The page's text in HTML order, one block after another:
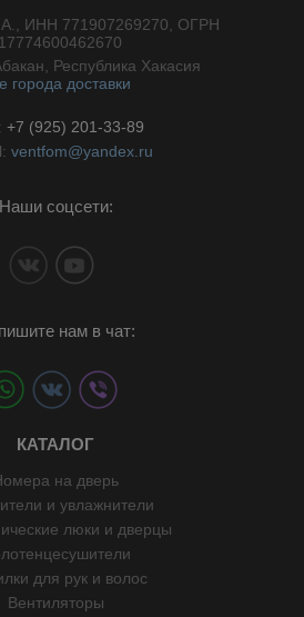
ИНН 771907269270, ОГРН
Республика Хакасия
города доставки
+7 (925) 201-33-89
ventfom@yandex.ru
Наши соцсети:
нам в чат:
КАТАЛОГ
на дверь
и увлажнители
люки и дверцы
для рук и волос
Вентиляторы